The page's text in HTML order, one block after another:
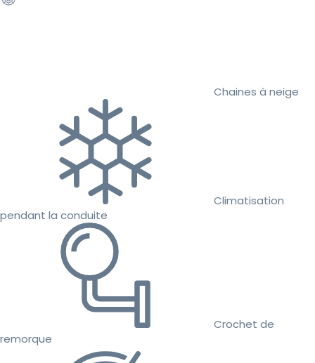
Chaines à neige
Climatisation
pendant la conduite
Crochet de
remorque